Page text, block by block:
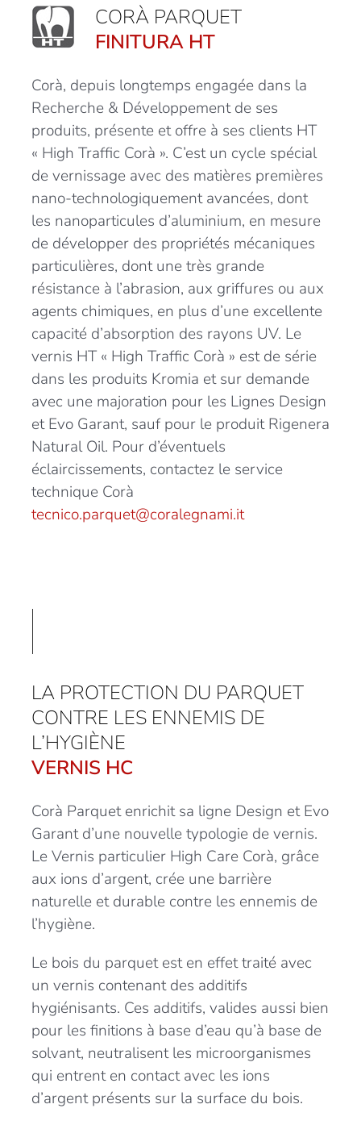
CORÀ PARQUET
FINITURA HT
Corà, depuis longtemps engagée dans la
Recherche & Développement de ses
produits, présente et offre à ses clients HT
« High Traffic Corà ». C’est un cycle spécial
de vernissage avec des matières premières
nano-technologiquement avancées, dont
les nanoparticules d’aluminium, en mesure
de développer des propriétés mécaniques
particulières, dont une très grande
résistance à l’abrasion, aux griffures ou aux
agents chimiques, en plus d’une excellente
capacité d’absorption des rayons UV. Le
vernis HT « High Traffic Corà » est de série
dans les produits Kromia et sur demande
avec une majoration pour les Lignes Design
et Evo Garant, sauf pour le produit Rigenera
Natural Oil. Pour d’éventuels
éclaircissements, contactez le service
technique Corà
tecnico.parquet@coralegnami.it
LA PROTECTION DU PARQUET
CONTRE LES ENNEMIS DE
L’HYGIÈNE
VERNIS HC
Corà Parquet enrichit sa ligne Design et Evo
Garant d’une nouvelle typologie de vernis.
Le Vernis particulier High Care Corà, grâce
aux ions d’argent, crée une barrière
naturelle et durable contre les ennemis de
l’hygiène.
Le bois du parquet est en effet traité avec
un vernis contenant des additifs
hygiénisants. Ces additifs, valides aussi bien
pour les finitions à base d’eau qu’à base de
solvant, neutralisent les microorganismes
qui entrent en contact avec les ions
d’argent présents sur la surface du bois.